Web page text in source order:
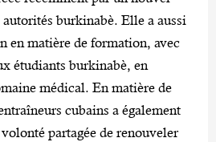
autorités burkinabè. Elle a aussi
en matière de formation, avec
étudiants burkinabè, en
médical. En matière de
cubains a également
partagée de renouveler